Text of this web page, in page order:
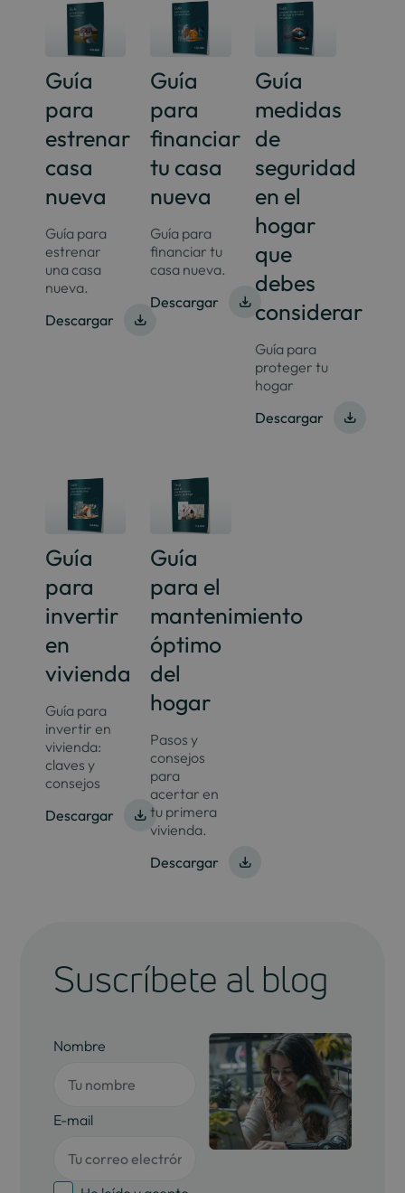
Guía
para
estrenar
casa
nueva
Guía para
estrenar
una casa
nueva.
Descargar
Guía
para
financiar
tu casa
nueva
Guía para
financiar tu
casa nueva.
Descargar
Guía
medidas
de
seguridad
en el
hogar
que
debes
considerar
Guía para
proteger tu
hogar
Descargar
Guía
para
invertir
en
vivienda
Guía para
invertir en
vivienda:
claves y
consejos
Descargar
Guía
para el
mantenimiento
óptimo
del
hogar
Pasos y
consejos
para
acertar en
tu primera
vivienda.
Descargar
Suscríbete al blog
Nombre
E-mail